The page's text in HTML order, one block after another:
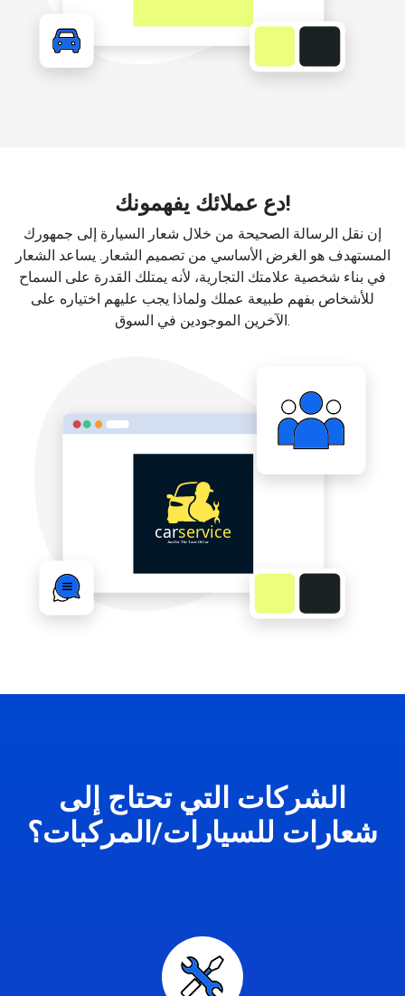
دع عملائك يفهمونك!
إن نقل الرسالة الصحيحة من خلال شعار السيارة إلى جمهورك
المستهدف هو الغرض الأساسي من تصميم الشعار. يساعد الشعار
في بناء شخصية علامتك التجارية، لأنه يمتلك القدرة على السماح
للأشخاص بفهم طبيعة عملك ولماذا يجب عليهم اختياره على
الآخرين الموجودين في السوق.
الشركات التي تحتاج إلى
شعارات للسيارات/المركبات؟